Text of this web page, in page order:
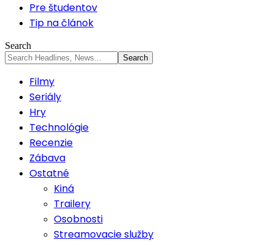
Pre študentov
Tip na článok
Search
Filmy
Seriály
Hry
Technológie
Recenzie
Zábava
Ostatné
Kiná
Trailery
Osobnosti
Streamovacie služby